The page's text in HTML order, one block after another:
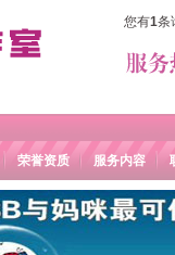
您有1条
荣誉资质 服务内容